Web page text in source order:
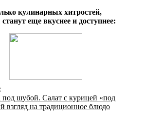
кулинарных хитростей,
еще вкуснее и доступнее:
под шубой. Салат с курицей «под
взгляд на традиционное блюдо